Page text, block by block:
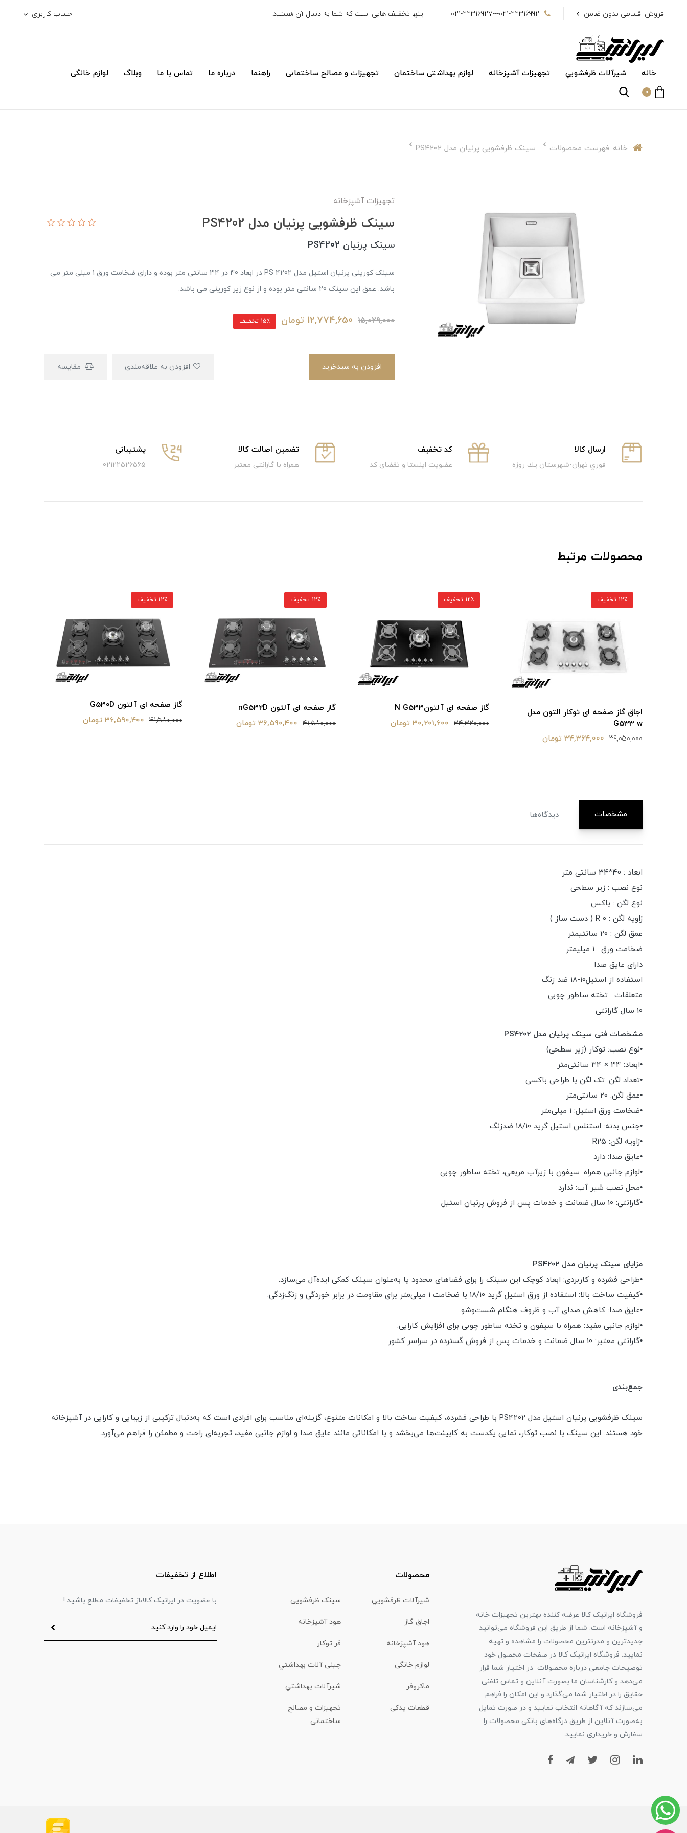
فروش اقساطی بدون ضامن 021-22316992---021-22316927 اینها تخفیف هایی است که شما به دنبال آن هستید. حساب کاربری
خانه شیرآلات ظرفشويي تجهیزات آشپزخانه لوازم بهداشتی ساختمان تجهیزات و مصالح ساختمانی راهنما درباره ما تماس با ما وبلاگ لوازم خانگی
0
خانه فهرست محصولات سینک ظرفشویی پرنیان مدل PS4202
تجهیزات آشپزخانه
سینک ظرفشویی پرنیان مدل PS4202
سینک پرنیان PS4202
سینک کورینی پرنیان استیل مدل PS 4202 در ابعاد 40 در 34 سانتی متر بوده و دارای ضخامت ورق 1 میلی متر می
باشد. عمق این سینک 20 سانتی متر بوده و از نوع زیر کورینی می باشد.
15,029,000
12,774,650 تومان 15٪ تخفیف
افزودن به سبدخرید مقایسه
ارسال كالا
فوري تهران-شهرستان يك روزه
كد تخفيف
عضویت اینستا و تقضای کد
تضمین اصالت کالا
همراه با گارانتی معتبر
پشتیبانی
02122526565
محصولات مرتبط
اجاق گاز صفحه ای توکار التون مدل
G533 w
39,050,000 34,364,000 تومان
12٪ تخفیف
گاز صفحه ای آلتونN G533
34,320,000 30,201,600 تومان
12٪ تخفیف
گاز صفحه ای آلتون nG532D
41,580,000 36,590,400 تومان
12٪ تخفیف
گاز صفحه ای آلتون G530D
41,580,000 36,590,400 تومان
12٪ تخفیف
مشخصات دیدگاه‌ها
ابعاد : 40*34 سانتی متر
نوع نصب : زیر سطحی
نوع لگن : باکس
زاویه لگن : R 0 ( دست ساز )
عمق لگن : 20 سانتیمتر
ضخامت ورق : 1 میلیمتر
داراى عایق صدا
استفاده از استیل10-18 ضد زنگ
متعلقات : تخته ساطور چوبی
10 سال گارانتی
مشخصات فنی سینک پرنیان مدل PS4202
•نوع نصب: توکار (زیر سطحی)
•ابعاد: 34 × 34 سانتی‌متر
•تعداد لگن: تک لگن با طراحی باکسی
•عمق لگن: 20 سانتی‌متر
•ضخامت ورق استیل: 1 میلی‌متر
•جنس بدنه: استنلس استیل گرید 18/10 ضدزنگ
•زاویه لگن: R25
•عایق صدا: دارد
•لوازم جانبی همراه: سیفون با زیرآب مربعی، تخته ساطور چوبی
•محل نصب شیر آب: ندارد
•گارانتی: 10 سال ضمانت و خدمات پس از فروش پرنیان استیل
مزایای سینک پرنیان مدل PS4202
•طراحی فشرده و کاربردی: ابعاد کوچک این سینک را برای فضاهای محدود یا به‌عنوان سینک کمکی ایده‌آل می‌سازد.
•کیفیت ساخت بالا: استفاده از ورق استیل گرید 18/10 با ضخامت 1 میلی‌متر برای مقاومت در برابر خوردگی و زنگ‌زدگی.
•عایق صدا: کاهش صدای آب و ظروف هنگام شست‌وشو.
•لوازم جانبی مفید: همراه با سیفون و تخته ساطور چوبی برای افزایش کارایی.
•گارانتی معتبر: 10 سال ضمانت و خدمات پس از فروش گسترده در سراسر کشور.
جمع‌بندی
سینک ظرفشویی پرنیان استیل مدل PS4202 با طراحی فشرده، کیفیت ساخت بالا و امکانات متنوع، گزینه‌ای مناسب برای افرادی است که به‌دنبال ترکیبی از زیبایی و کارایی در آشپزخانه
خود هستند. این سینک با نصب توکار، نمایی یکدست به کابینت‌ها می‌بخشد و با امکاناتی مانند عایق صدا و لوازم جانبی مفید، تجربه‌ای راحت و مطمئن را فراهم می‌آورد.
فروشگاه ایرانیک کالا عرضه کننده بهترین تجهیزات خانه
و آشپزخانه است. شما از طریق این فروشگاه می‌توانید
جدیدترین و مدرنترین محصولات را مشاهده و تهیه
نمایید. فروشگاه ایرانیک کالا در صفحات محصول خود
توضیحات جامعی درباره محصولات در اختیار شما قرار
می‌دهد و کارشناسان ما بصورت آنلاین و تماس تلفنی
حقایق را در اختیار شما می‌گذارد و این امکان را فراهم
می‌سازند که آگاهانه انتخاب نمایید و در صورت تمایل
به‌صورت آنلاین از طریق درگاه‌های بانکی محصولات را
سفارش و خریداری نمایید.
محصولات
شیرآلات ظرفشويي سینک ظرفشویی
اجاق گاز هود آشپزخانه
هود آشپزخانه فر توکار
لوازم خانگی چینی آلات بهداشتي
ماكروفر شیرآلات بهداشتي
قطعات یدکی
تجهیزات و مصالح
ساختمانی
اطلاع از تخفیفات
با عضویت در ایرانیک کالا،از تخفیفات مطلع باشید !